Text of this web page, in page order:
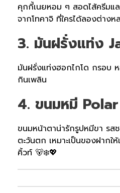
คุกกี้เนยหอม ๆ สอดไส้ครีมแ
จากโทคาจิ ที่ใครได้ลองต่างห
3. มันฝรั่งแท่ง
มันฝรั่งแท่งฮอกไกโด กรอบ
กินเพลิน
4. ขนมหมี
ขนมหน้าตาน่ารักรูปหมีขา รส
ตะวันตก เหมาะเป็นของฝาก
คิ้วท์ 🐻‍❄️💖